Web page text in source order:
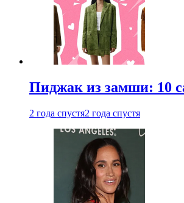
Пиджак из замши: 10
2 года спустя2 года спустя